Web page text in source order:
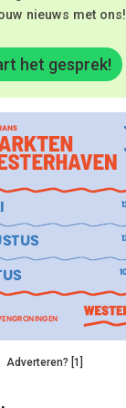
nieuws met ons!
het gesprek!
Adverteren? [1]